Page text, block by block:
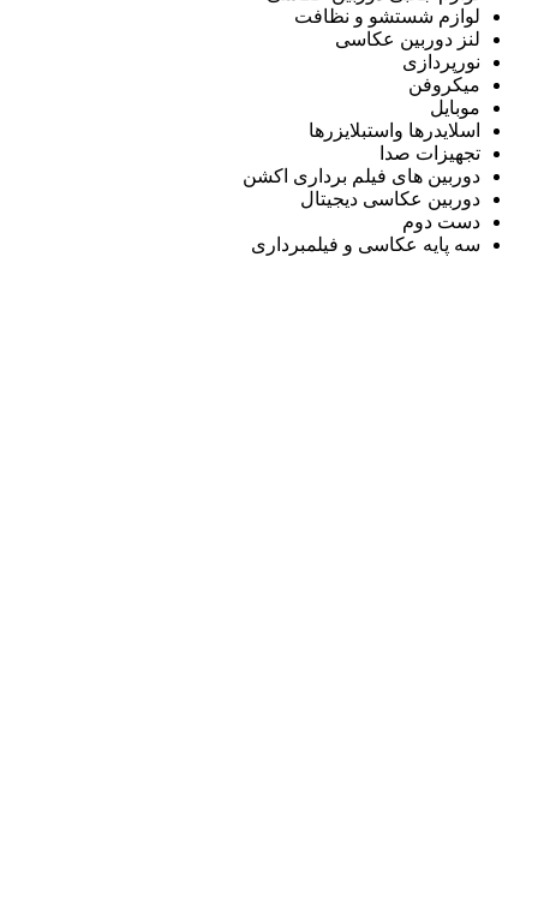
لوازم شستشو و نظافت
لنز دوربین عکاسی
نورپردازی
میکروفن
موبایل
اسلایدرها واستبلایزرها
تجهیزات صدا
دوربین های فیلم برداری اکشن
دوربین عکاسی دیجیتال
دست دوم
سه پایه عکاسی و فیلمبرداری